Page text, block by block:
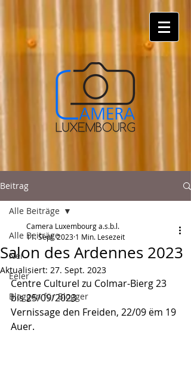
Beitrag
Alle Beiträge
Nei
Eeler
Bloggen für Blogger
Alle Beiträge
Salon des Ardennes 2023
Camera Luxembourg a.s.b.l.
11. Sept. 2023 1 Min. Lesezeit
Aktualisiert: 27. Sept. 2023
Centre Culturel zu Colmar-Bierg 23
bis 25/09/2023
Vernissage den Freiden, 22/09 ëm 19
Auer.